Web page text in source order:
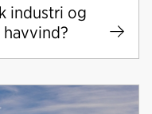
industri og